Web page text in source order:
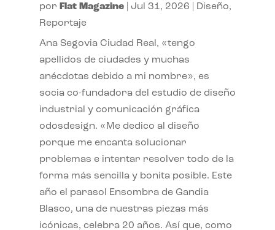
por Flat Magazine| Jul 31, 2026 Diseño,
Reportaje
Ana Segovia Ciudad Real, «tengo
apellidos de ciudades y muchas
anécdotas debido a mi nombre», es
socia co-fundadora del estudio de diseño
industrial y comunicación gráfica
odosdesign. «Me dedico al diseño
porque me encanta solucionar
problemas e intentar resolver todo de la
forma más sencilla y bonita posible. Este
año el parasol Ensombra de Gandia
Blasco, una de nuestras piezas más
icónicas, celebra 20 años. Así que, como